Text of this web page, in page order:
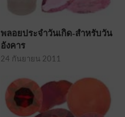
พลอยประจำวันเกิด-สำหรับวัน
อังคาร
24 กันยายน 2011